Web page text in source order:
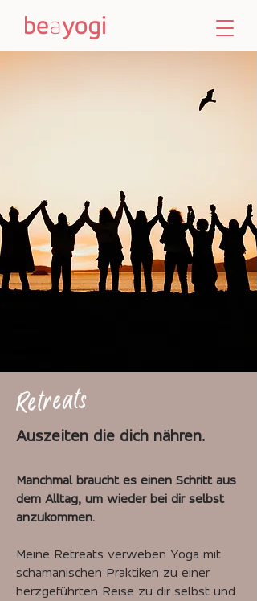
Retreats
Auszeiten die dich nähren.
Manchmal braucht es einen Schritt aus
dem Alltag, um wieder bei dir selbst
anzukommen.
Meine Retreats verweben Yoga mit
schamanischen Praktiken zu einer
herzgeführten Reise zu dir selbst und